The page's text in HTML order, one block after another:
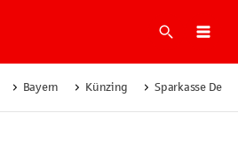
Suche
Bayern Künzing Sparkasse